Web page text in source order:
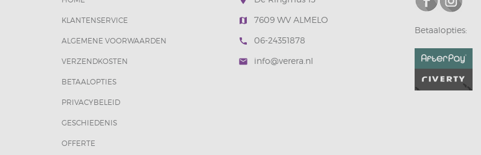
KLANTENSERVICE
ALGEMENE VOORWAARDEN
VERZENDKOSTEN
BETAALOPTIES
PRIVACYBELEID
GESCHIEDENIS
OFFERTE
map 7609 WV ALMELO
call 06-24351878
mail info@verera.nl
Betaalopties: